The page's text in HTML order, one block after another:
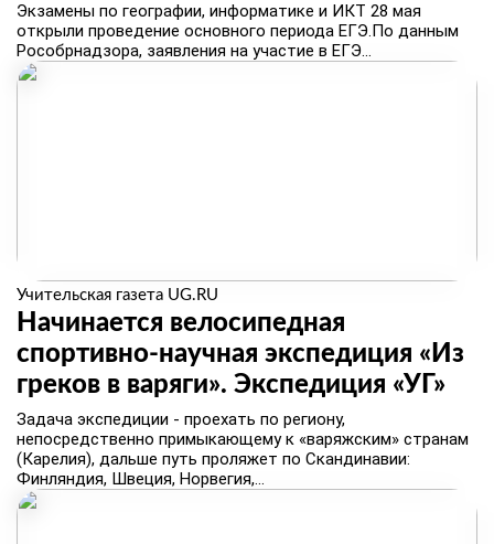
Экзамены по географии, информатике и ИКТ 28 мая
открыли проведение основного периода ЕГЭ.По данным
Рособрнадзора, заявления на участие в ЕГЭ...
Учительская газета UG.RU
Начинается велосипедная
спортивно-научная экспедиция «Из
греков в варяги». ​Экспедиция «УГ»
Задача экспедиции - проехать по региону,
непосредственно примыкающему к «варяжским» странам
(Карелия), дальше путь проляжет по Скандинавии:
Финляндия, Швеция, Норвегия,...